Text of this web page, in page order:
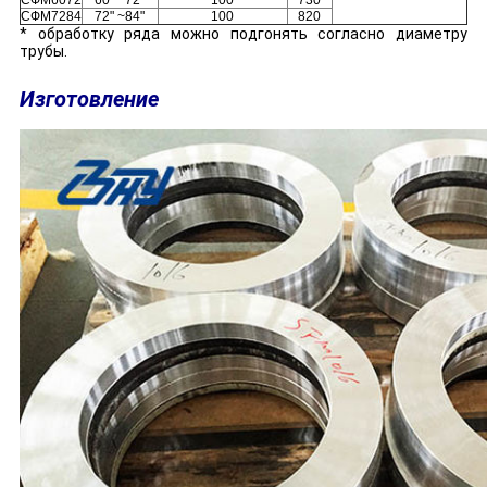
СФМ7284
72" ~84" 100 820
* обработку ряда можно подгонять согласно диаметру
трубы.
Изготовление